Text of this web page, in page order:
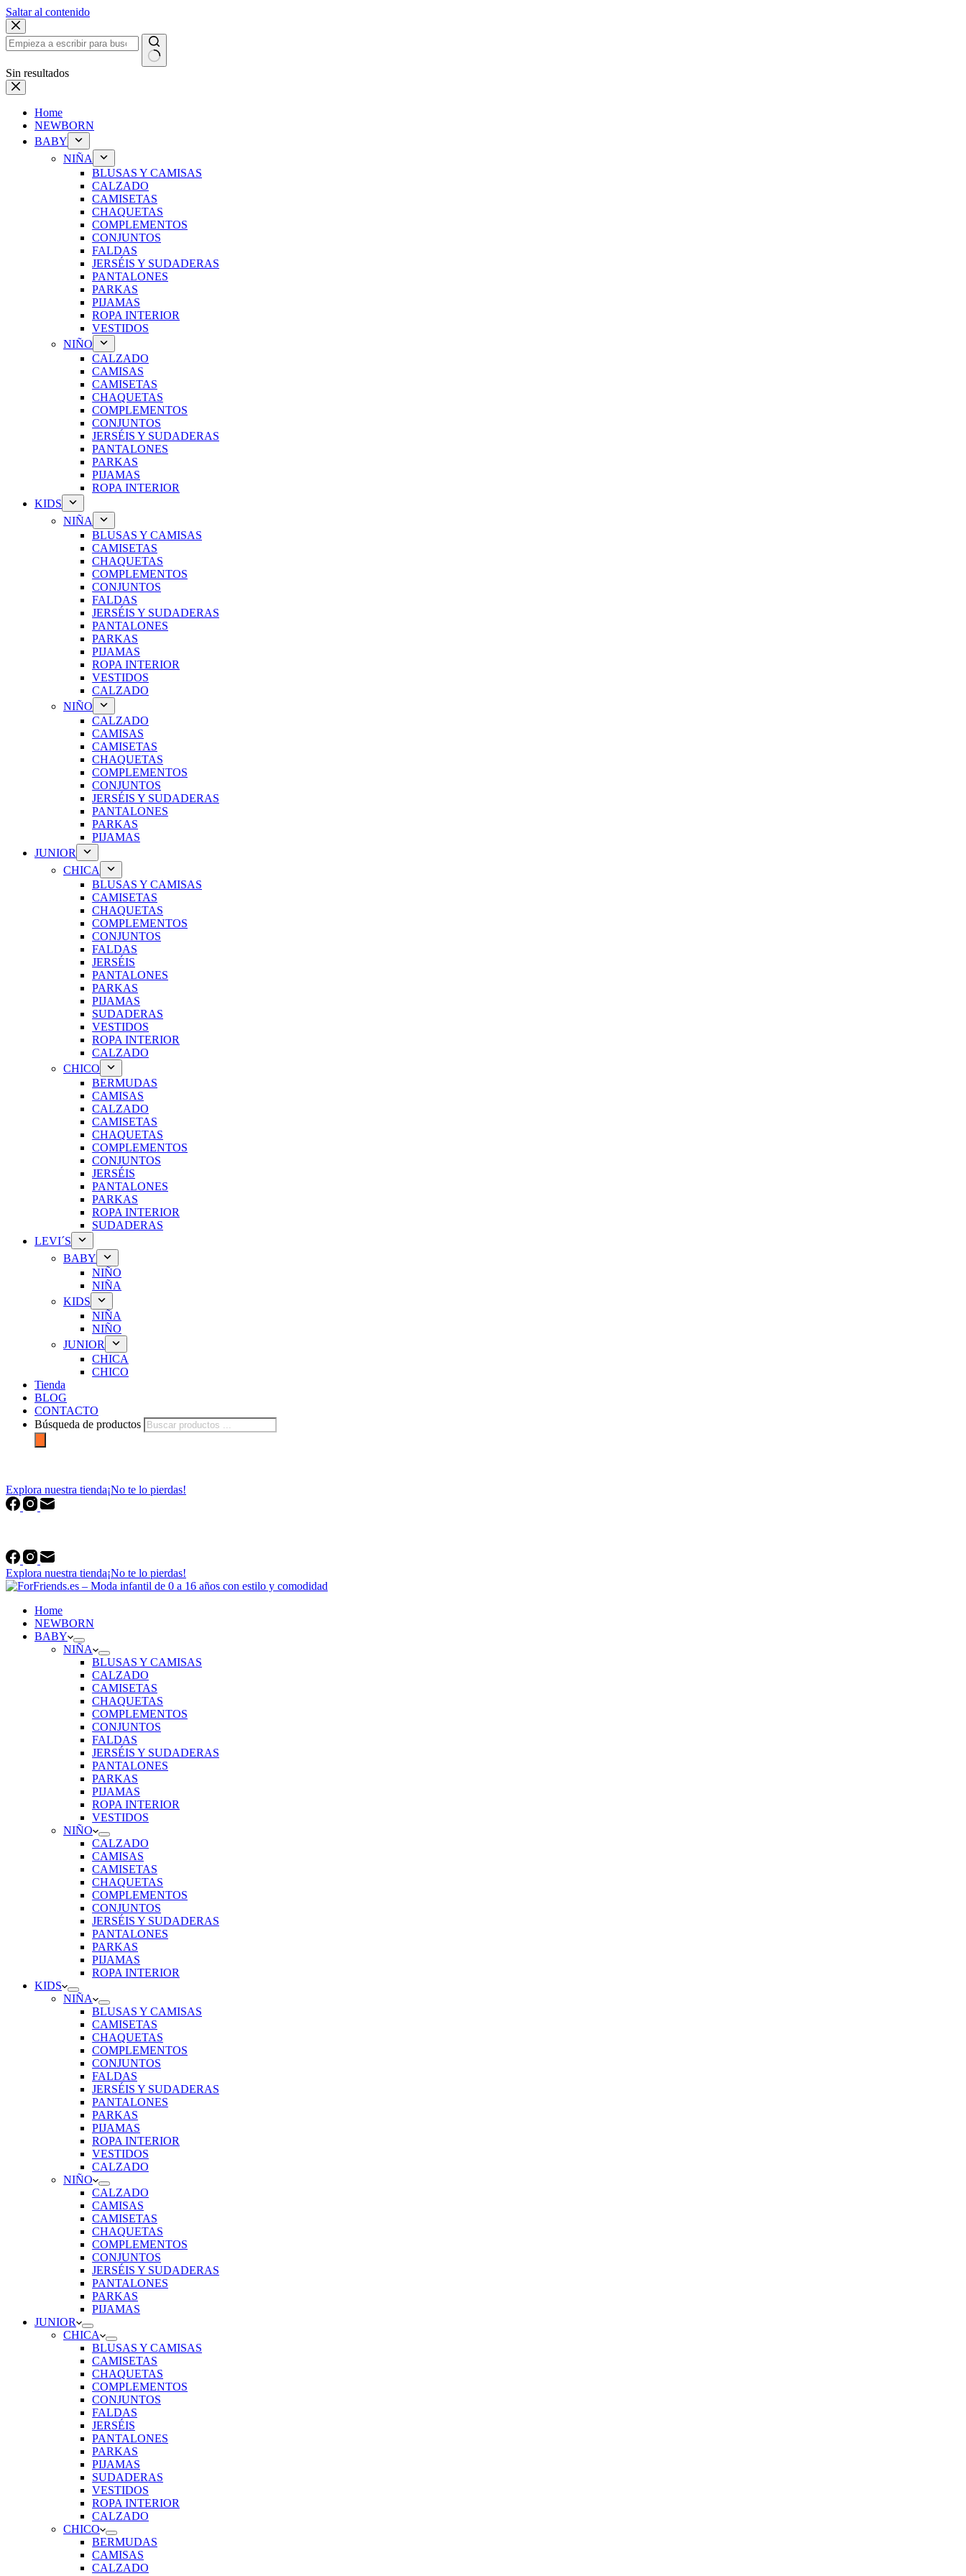
Saltar al contenido
Sin resultados
Home
NEWBORN
BABY
NIÑA
BLUSAS Y CAMISAS
CALZADO
CAMISETAS
CHAQUETAS
COMPLEMENTOS
CONJUNTOS
FALDAS
JERSÉIS Y SUDADERAS
PANTALONES
PARKAS
PIJAMAS
ROPA INTERIOR
VESTIDOS
NIÑO
CALZADO
CAMISAS
CAMISETAS
CHAQUETAS
COMPLEMENTOS
CONJUNTOS
JERSÉIS Y SUDADERAS
PANTALONES
PARKAS
PIJAMAS
ROPA INTERIOR
KIDS
NIÑA
BLUSAS Y CAMISAS
CAMISETAS
CHAQUETAS
COMPLEMENTOS
CONJUNTOS
FALDAS
JERSÉIS Y SUDADERAS
PANTALONES
PARKAS
PIJAMAS
ROPA INTERIOR
VESTIDOS
CALZADO
NIÑO
CALZADO
CAMISAS
CAMISETAS
CHAQUETAS
COMPLEMENTOS
CONJUNTOS
JERSÉIS Y SUDADERAS
PANTALONES
PARKAS
PIJAMAS
JUNIOR
CHICA
BLUSAS Y CAMISAS
CAMISETAS
CHAQUETAS
COMPLEMENTOS
CONJUNTOS
FALDAS
JERSÉIS
PANTALONES
PARKAS
PIJAMAS
SUDADERAS
VESTIDOS
ROPA INTERIOR
CALZADO
CHICO
BERMUDAS
CAMISAS
CALZADO
CAMISETAS
CHAQUETAS
COMPLEMENTOS
CONJUNTOS
JERSÉIS
PANTALONES
PARKAS
ROPA INTERIOR
SUDADERAS
LEVI´S
BABY
NIÑO
NIÑA
KIDS
NIÑA
NIÑO
JUNIOR
CHICA
CHICO
Tienda
BLOG
CONTACTO
Búsqueda de productos
Explora nuestra tienda¡No te lo pierdas!
Explora nuestra tienda¡No te lo pierdas!
Home
NEWBORN
BABY
NIÑA
BLUSAS Y CAMISAS
CALZADO
CAMISETAS
CHAQUETAS
COMPLEMENTOS
CONJUNTOS
FALDAS
JERSÉIS Y SUDADERAS
PANTALONES
PARKAS
PIJAMAS
ROPA INTERIOR
VESTIDOS
NIÑO
CALZADO
CAMISAS
CAMISETAS
CHAQUETAS
COMPLEMENTOS
CONJUNTOS
JERSÉIS Y SUDADERAS
PANTALONES
PARKAS
PIJAMAS
ROPA INTERIOR
KIDS
NIÑA
BLUSAS Y CAMISAS
CAMISETAS
CHAQUETAS
COMPLEMENTOS
CONJUNTOS
FALDAS
JERSÉIS Y SUDADERAS
PANTALONES
PARKAS
PIJAMAS
ROPA INTERIOR
VESTIDOS
CALZADO
NIÑO
CALZADO
CAMISAS
CAMISETAS
CHAQUETAS
COMPLEMENTOS
CONJUNTOS
JERSÉIS Y SUDADERAS
PANTALONES
PARKAS
PIJAMAS
JUNIOR
CHICA
BLUSAS Y CAMISAS
CAMISETAS
CHAQUETAS
COMPLEMENTOS
CONJUNTOS
FALDAS
JERSÉIS
PANTALONES
PARKAS
PIJAMAS
SUDADERAS
VESTIDOS
ROPA INTERIOR
CALZADO
CHICO
BERMUDAS
CAMISAS
CALZADO